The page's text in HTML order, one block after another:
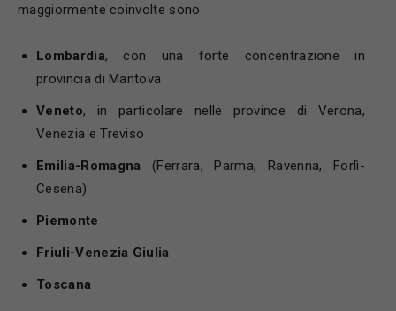
maggiormente coinvolte sono:
Lombardia, con una forte concentrazione in
provincia di Mantova
Veneto, in particolare nelle province di Verona,
Venezia e Treviso
Emilia-Romagna (Ferrara, Parma, Ravenna, Forlì-
Cesena)
Piemonte
Friuli-Venezia Giulia
Toscana